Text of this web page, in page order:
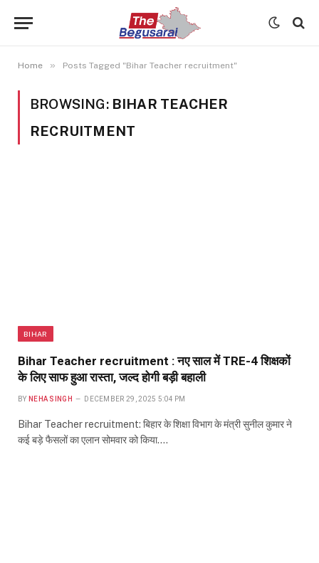
Home » Posts Tagged "Bihar Teacher recruitment"
BROWSING: BIHAR TEACHER
RECRUITMENT
BIHAR
Bihar Teacher recruitment : नए साल में TRE-4 शिक्षकों
के लिए साफ हुआ रास्ता, जल्द होगी बड़ी बहाली
BY NEHA SINGH DECEMBER 29, 2025 5:04 PM
Bihar Teacher recruitment: बिहार के शिक्षा विभाग के मंत्री सुनील कुमार ने
कई बड़े फैसलों का एलान सोमवार को किया.…